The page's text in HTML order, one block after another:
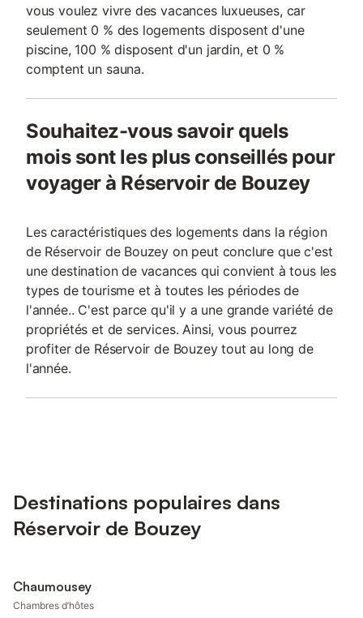
vous voulez vivre des vacances luxueuses, car
seulement 0 % des logements disposent d'une
piscine, 100 % disposent d'un jardin, et 0 %
comptent un sauna.
Souhaitez-vous savoir quels
mois sont les plus conseillés pour
voyager à Réservoir de Bouzey
Les caractéristiques des logements dans la région
de Réservoir de Bouzey on peut conclure que c'est
une destination de vacances qui convient à tous les
types de tourisme et à toutes les périodes de
l'année.. C'est parce qu'il y a une grande variété de
propriétés et de services. Ainsi, vous pourrez
profiter de Réservoir de Bouzey tout au long de
l'année.
Destinations populaires dans
Réservoir de Bouzey
Chaumousey
Chambres d’hôtes